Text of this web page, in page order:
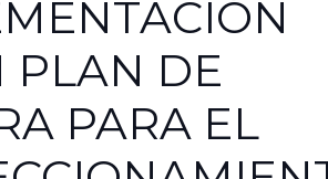
PLAN DE
PARA EL